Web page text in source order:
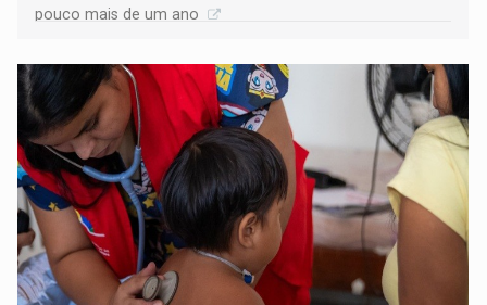
pouco mais de um ano